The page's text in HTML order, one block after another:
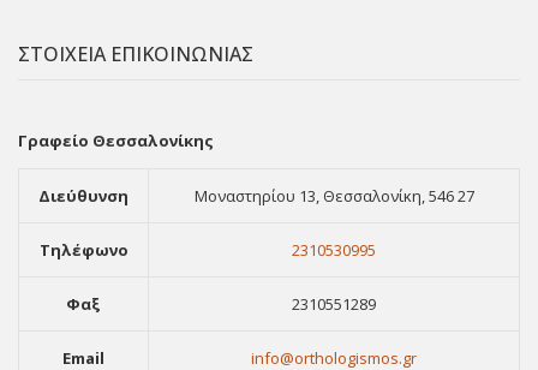
ΣΤΟΙΧΕΙΑ ΕΠΙΚΟΙΝΩΝΙΑΣ
Γραφείο Θεσσαλονίκης
Διεύθυνση Μοναστηρίου 13, Θεσσαλονίκη, 546 27
Τηλέφωνο 2310530995
Φαξ 2310551289
Email info@orthologismos.gr